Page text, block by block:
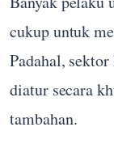
cukup untuk
Padahal,
diatur secara
tambahan.